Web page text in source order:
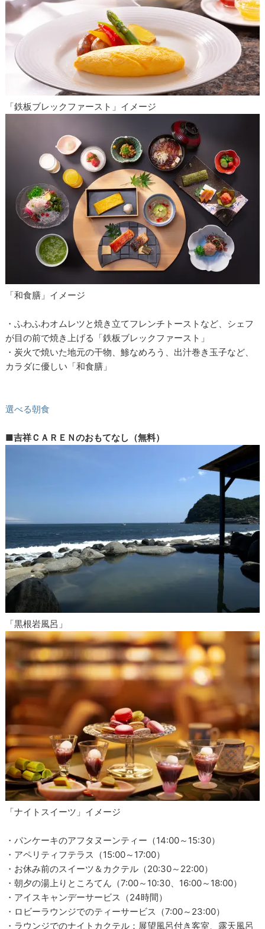
「鉄板ブレックファースト」イメージ
「和食膳」イメージ
・ふわふわオムレツと焼き立てフレンチトーストなど、シェフ
が目の前で焼き上げる「鉄板ブレックファースト」
・炭火で焼いた地元の干物、鯵なめろう、出汁巻き玉子など、
カラダに優しい「和食膳」
選べる朝食
■吉祥ＣＡＲＥＮのおもてなし（無料）
「黒根岩風呂」
「ナイトスイーツ」イメージ
・パンケーキのアフタヌーンティー（14:00～15:30）
・アペリティフテラス（15:00～17:00）
・お休み前のスイーツ＆カクテル（20:30～22:00）
・朝夕の湯上りところてん（7:00～10:30、16:00～18:00）
・アイスキャンデーサービス（24時間）
・ロビーラウンジでのティーサービス（7:00～23:00）
・ラウンジでのナイトカクテル：展望風呂付き客室、露天風呂